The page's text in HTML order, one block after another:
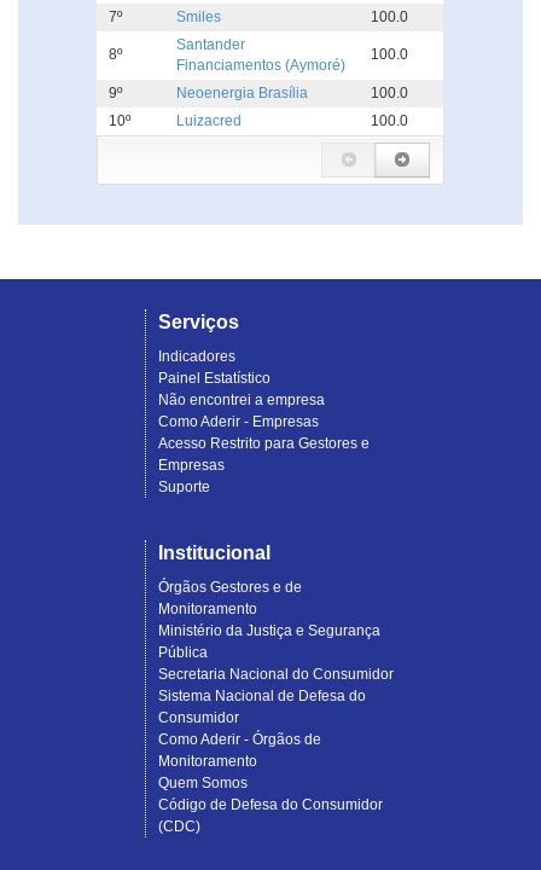
7º
Smiles 100.0
8º
Santander
Financiamentos (Aymoré)
100.0
9º Neoenergia Brasília
100.0
10º
Luizacred 100.0
Serviços
Indicadores
Painel Estatístico
Não encontrei a empresa
Como Aderir - Empresas
Acesso Restrito para Gestores e
Empresas
Suporte
Institucional
Órgãos Gestores e de
Monitoramento
Ministério da Justiça e Segurança
Pública
Secretaria Nacional do Consumidor
Sistema Nacional de Defesa do
Consumidor
Como Aderir - Órgãos de
Monitoramento
Quem Somos
Código de Defesa do Consumidor
(CDC)